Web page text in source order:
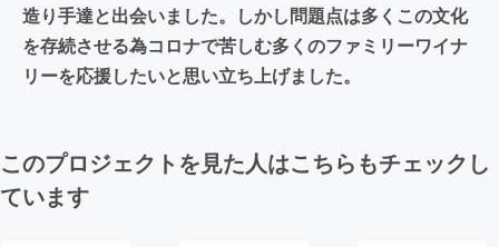
造り手達と出会いました。しかし問題点は多くこの文化
を存続させる為コロナで苦しむ多くのファミリーワイナ
リーを応援したいと思い立ち上げました。
このプロジェクトを見た人はこちらもチェックし
ています